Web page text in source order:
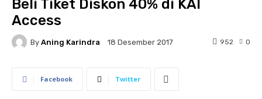
Beli Tiket Diskon 40% di KAI
Access
By Aning Karindra 18 Desember 2017 0
952
Facebook Twitter